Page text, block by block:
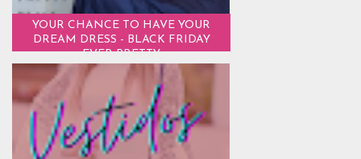
YOUR CHANCE TO HAVE YOUR
DREAM DRESS - BLACK FRIDAY
EVER PRETTY